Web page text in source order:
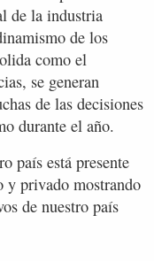
de la industria
de los
como el
se generan
de las decisiones
durante el año.
país está presente
y privado mostrando
de nuestro país